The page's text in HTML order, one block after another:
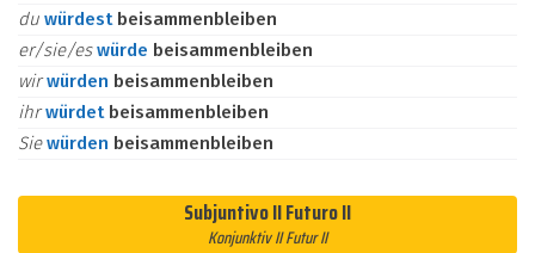
du würdest beisammenbleiben
er/sie/eswürde beisammenbleiben
wirwürden beisammenbleiben
ihrwürdet beisammenbleiben
Siewürden beisammenbleiben
Subjuntivo II Futuro II
Konjunktiv II Futur II